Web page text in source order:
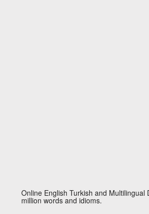
Online English Turkish and Multilingual
million words and idioms.